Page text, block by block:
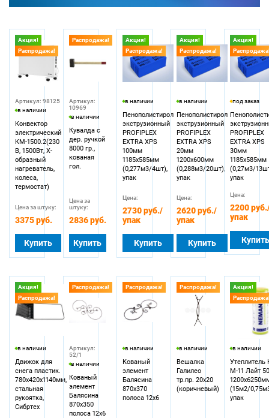
Артикул: 98125
Акция!
Распродажа!
в наличии
Конвектор
электрический
КМ-1500.2(230
В, 1500Вт, X-
образный
нагреватель,
колеса,
термостат)
Цена за штуку:
3375 руб.
Купить
Артикул:
10969
Распродажа!
в наличии
Кувалда с
дер. ручкой
8000 гр.,
кованая
гол.
Цена за
штуку:
2836 руб.
Купить
Акция!
Распродажа!
в наличии
Пенополистирол
экструзионный
PROFIPLEX
EXTRA XPS
100мм
1185х585мм
(0,277м3/4шт),
упак
Цена:
2730 руб./
упак
Купить
Акция!
Распродажа!
в наличии
Пенополистирол
экструзионный
PROFIPLEX
EXTRA XPS
20мм
1200х600мм
(0,288м3/20шт),
упак
Цена:
2620 руб./
упак
Купить
Акция!
под заказ
PROFIPLEX
EXTRA XPS
30мм
1185х585мм
(0,27м3/
упак
Цена:
2200 руб.
упак
Акция!
Распродажа!
в наличии
Движок для
снега пластик.
780х420х1140мм,
стальная
рукоятка,
Сибртех
Артикул:
52/1
Распродажа!
в наличии
Кованый
элемент
Балясина
870х350
полоса 12х6
Распродажа!
в наличии
Кованый
элемент
Балясина
870х370
полоса 12х6
Распродажа!
в наличии
Вешалка
Галилео
тр.пр. 20х20
(коричневый)
Акция!
в наличии
Утеплитель
М-11 Лайт
(15м2/
упак